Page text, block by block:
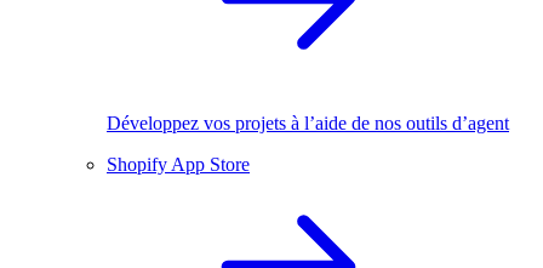
Développez vos projets à l’aide de nos outils d’agent
Shopify App Store